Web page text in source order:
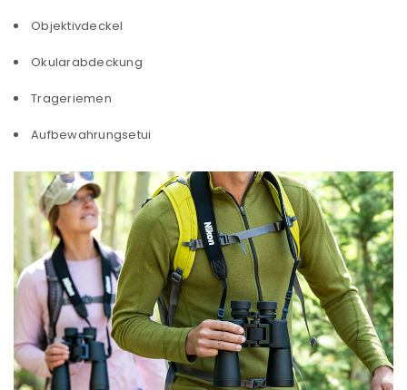
ANMELDEN
Benutzername oder E-Mail-Adresse*
Passwort
Objektivdeckel
Okularabdeckung
Trageriemen
Aufbewahrungsetui